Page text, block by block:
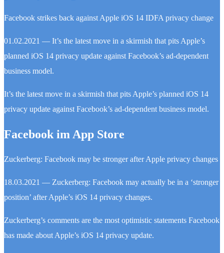
Facebook strikes back against Apple iOS 14 IDFA privacy change
01.02.2021 — It’s the latest move in a skirmish that pits Apple’s
planned iOS 14 privacy update against Facebook’s ad-dependent
business model.
It’s the latest move in a skirmish that pits Apple’s planned iOS 14
privacy update against Facebook’s ad-dependent business model.
Facebook im App Store
Zuckerberg: Facebook may be stronger after Apple privacy changes
18.03.2021 — Zuckerberg: Facebook may actually be in a ‘stronger
position’ after Apple’s iOS 14 privacy changes.
Zuckerberg’s comments are the most optimistic statements Facebook
has made about Apple’s iOS 14 privacy update.